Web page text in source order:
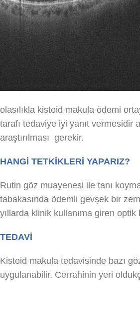
olasılıkla kistoid makula ödemi
tarafı tedaviye iyi yanıt vermesidir a
araştırılması gerekir.
HANGİ TETKİKLERİ YAPARIZ?
Rutin göz muayenesi ile tanı
tabakasında ödemli gevşek bir
yıllarda klinik kullanıma giren
TEDAVİ
Kistoid makula tedavisinde bazı
uygulanabilir. Cerrahinin yeri